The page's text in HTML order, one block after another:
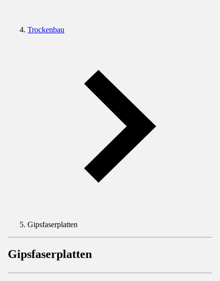
Trockenbau
Gipsfaserplatten
Gipsfaserplatten